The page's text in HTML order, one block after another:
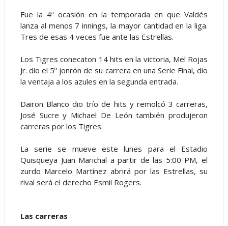
Fue la 4ª ocasión en la temporada en que Valdés
lanza al menos 7 innings, la mayor cantidad en la liga.
Tres de esas 4 veces fue ante las Estrellas.
Los Tigres conecaton 14 hits en la victoria, Mel Rojas
Jr. dio el 5º jonrón de su carrera en una Serie Final, dio
la ventaja a los azules en la segunda entrada.
Dairon Blanco dio trío de hits y remolcó 3 carreras,
José Sucre y Michael De León también produjeron
carreras por los Tigres.
La serie se mueve este lunes para el Estadio
Quisqueya Juan Marichal a partir de las 5:00 PM, el
zurdo Marcelo Martínez abrirá por las Estrellas, su
rival será el derecho Esmil Rogers.
Las carreras